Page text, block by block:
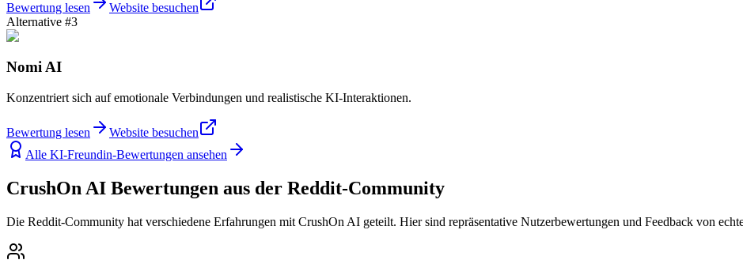
Bewertung lesen
Website besuchen
Alternative #3
Nomi AI
Konzentriert sich auf emotionale Verbindungen und realistische KI-Interaktionen.
Bewertung lesen
Website besuchen
Alle KI-Freundin-Bewertungen ansehen
CrushOn AI Bewertungen aus der Reddit-Community
Die Reddit-Community hat verschiedene Erfahrungen mit CrushOn AI geteilt. Hier sind repräsentative Nutzerbewertungen und Feedback von